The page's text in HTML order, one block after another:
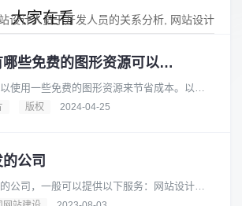
大家在看
设计人员于开发人员的关系分析 网站设计
网站设计中有哪些免费的图形资源可以用于商业目的
使用一些免费的图形资源来节省成本。以下
资源的网站，它们都可以用于商业目的：
版权 2024-04-25
公司
公司，一般可以提供以下服务：网站设计与
，设计和建立符合其品牌形象和目标的网